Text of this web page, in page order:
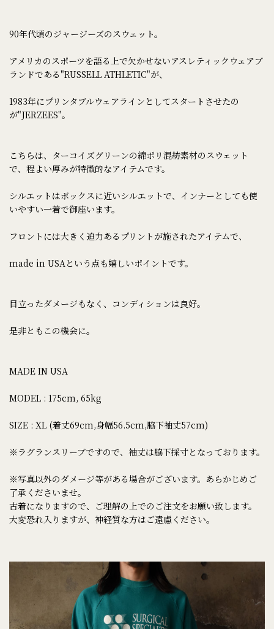
90年代頃のジャージーズのスウェット。
アメリカのスポーツを語る上で欠かせないアスレティックウェアブ
ランドである"RUSSELL ATHLETIC"が、
1983年にプリンタブルウェアラインとしてスタートさせたの
が"JERZEES"。
こちらは、ターコイズグリーンの綿ポリ混紡素材のスウェット
で、程よい厚みが特徴的なアイテムです。
シルエットはボックスに近いシルエットで、インナーとしても使
いやすい一着で御座います。
フロントには大きく迫力あるプリントが施されたアイテムで、
made in USAという点も嬉しいポイントです。
目立ったダメージもなく、コンディションは良好。
是非ともこの機会に。
MADE IN USA
MODEL : 175cm, 65kg
SIZE : XL (着丈69cm,身幅56.5cm,脇下袖丈57cm)
※ラグランスリーブですので、袖丈は脇下採寸となっております。
※写真以外のダメージ等がある場合がございます。あらかじめご
了承くださいませ。
古着になりますので、ご理解の上でのご注文をお願い致します。
大変恐れ入りますが、神経質な方はご遠慮ください。